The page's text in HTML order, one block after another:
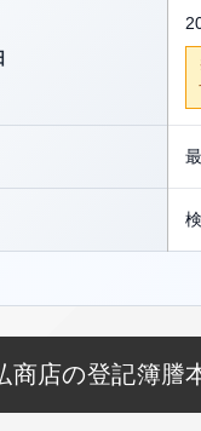
商店の登記簿謄